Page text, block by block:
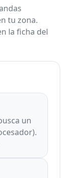
tu zona.
la ficha del
un